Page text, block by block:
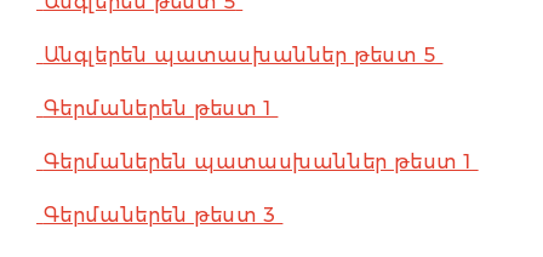
Անգլերեն պատասխաններ թեստ 5
Գերմաներեն թեստ 1
Գերմաներեն պատասխաններ թեստ 1
Գերմաներեն թեստ 3